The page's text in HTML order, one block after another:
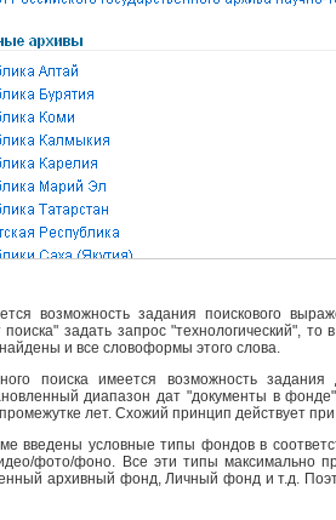
возможность задания поискового
задать запрос "технологический",
и все словоформы этого слова.
поиска имеется возможность
диапазон дат "документы в
лет. Схожий принцип действует
введены условные типы фондов в
фото/фоно. Все эти типы максимально
архивный фонд, Личный фонд и т.д.